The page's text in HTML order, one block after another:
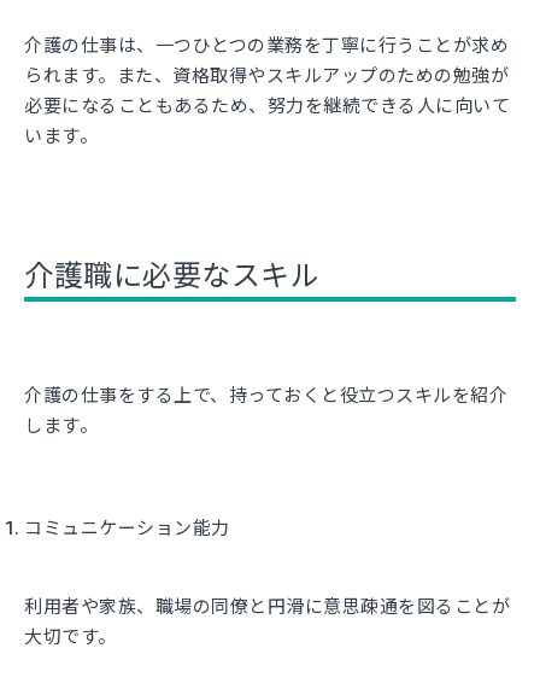
介護の仕事は、一つひとつの業務を丁寧に行うことが求め
られます。また、資格取得やスキルアップのための勉強が
必要になることもあるため、努力を継続できる人に向いて
います。
介護職に必要なスキル
介護の仕事をする上で、持っておくと役立つスキルを紹介
します。
コミュニケーション能力
利用者や家族、職場の同僚と円滑に意思疎通を図ることが
大切です。